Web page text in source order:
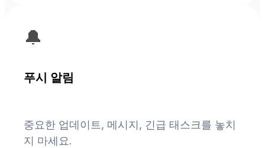
🔔
푸시 알림
중요한 업데이트, 메시지, 긴급 태스크를 놓치
지 마세요.